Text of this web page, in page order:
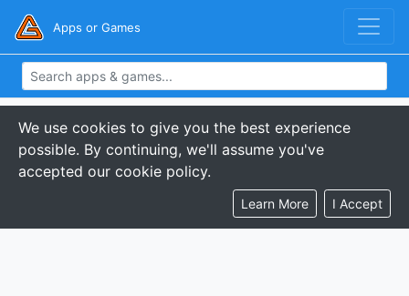
Apps or Games
We use cookies to give you the best experience
possible. By continuing, we'll assume you've
accepted our cookie policy.
Learn More I Accept